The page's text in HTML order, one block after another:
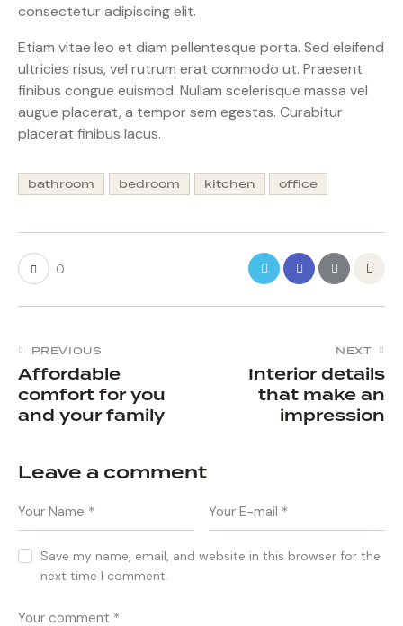
consectetur adipiscing elit.
Etiam vitae leo et diam pellentesque porta. Sed eleifend
ultricies risus, vel rutrum erat commodo ut. Praesent
finibus congue euismod. Nullam scelerisque massa vel
augue placerat, a tempor sem egestas. Curabitur
placerat finibus lacus.
bathroom bedroom kitchen office
0
PREVIOUS
Affordable
comfort for you
and your family
NEXT
Interior details
that make an
impression
Leave a comment
Save my name, email, and website in this browser for the
next time I comment.